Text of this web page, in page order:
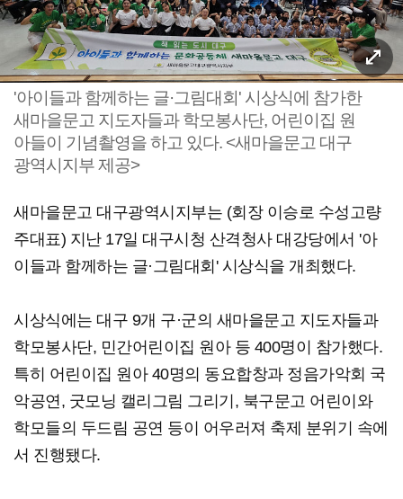
'아이들과 함께하는 글·그림대회' 시상식에 참가한
새마을문고 지도자들과 학모봉사단, 어린이집 원
아들이 기념촬영을 하고 있다. <새마을문고 대구
광역시지부 제공>
새마을문고 대구광역시지부는 (회장 이승로 수성고량
주대표) 지난 17일 대구시청 산격청사 대강당에서 '아
이들과 함께하는 글·그림대회' 시상식을 개최했다.
시상식에는 대구 9개 구·군의 새마을문고 지도자들과
학모봉사단, 민간어린이집 원아 등 400명이 참가했다.
특히 어린이집 원아 40명의 동요합창과 정음가악회 국
악공연, 굿모닝 캘리그림 그리기, 북구문고 어린이와
학모들의 두드림 공연 등이 어우러져 축제 분위기 속에
서 진행됐다.